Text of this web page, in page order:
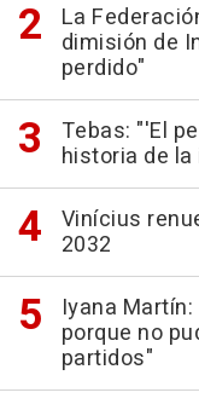
La
dimisión de
perdido"
Tebas: "'El
historia de la
Vinícius
2032
Iyana
porque no
partidos"